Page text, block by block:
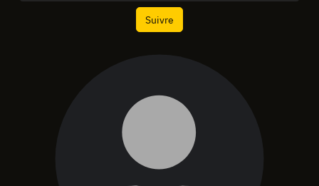
Suivre